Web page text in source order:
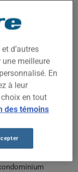
SAINTE-
facteurs :
l'année de
voir les primes
ClicAssure.
d’autres
meilleure
En
à leur
en tout
des témoins